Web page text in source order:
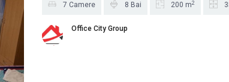
7 Camere 8 Bai 200 m2
Office City Group